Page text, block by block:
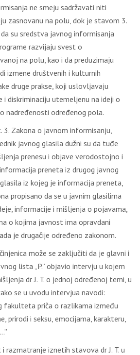
ne smeju sadržavati niti
zasnovanu na polu, dok je stavom 3.
su sredstva javnog informisanja
razvijaju svest o
na polu, kao i da preduzimaju
izmene društvenih i kulturnih
druge prakse, koji uslovljavaju
i diskriminaciju utemeljenu na ideji o
nadređenosti određenog pola.
3. Zakona o javnom informisanju,
javnog glasila dužni su da tuđe
prenesu i objave verodostojno i
preneta iz drugog javnog
iz kojeg je informacija preneta,
propisano da se u javnim glasilima
informacije i mišljenja o pojavama,
o kojima javnost ima opravdani
je drugačije određeno zakonom.
može se zaključiti da je glavni i
lista „P.” objavio intervju u kojem
dr J. T. o jednoj određenoj temi, u
se u uvodu intervjua navodi:
fakulteta priča o razlikama između
prirodi i seksu, emocijama, karakteru,
razmatranje iznetih stavova dr J. T. u